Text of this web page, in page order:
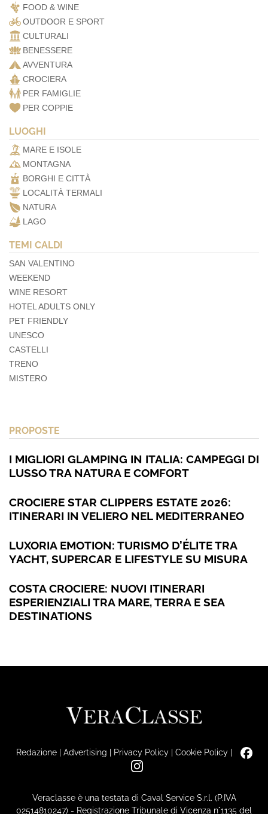
FOOD & WINE
OUTDOOR E SPORT
CULTURALI
BENESSERE
AVVENTURA
CROCIERA
PER FAMIGLIE
PER COPPIE
LUOGHI
MARE E ISOLE
MONTAGNA
BORGHI E CITTÀ
LOCALITÀ TERMALI
NATURA
LAGO
TEMI CALDI
SAN VALENTINO
WEEKEND
WINE RESORT
HOTEL ADULTS ONLY
PET FRIENDLY
UNESCO
CASTELLI
TRENO
MISTERO
PROPOSTE
I MIGLIORI GLAMPING IN ITALIA: CAMPEGGI DI
LUSSO TRA NATURA E COMFORT
CROCIERE STAR CLIPPERS ESTATE 2026:
ITINERARI IN VELIERO NEL MEDITERRANEO
LUXORIA EMOTION: TURISMO D’ÉLITE TRA
YACHT, SUPERCAR E LIFESTYLE SU MISURA
COSTA CROCIERE: NUOVI ITINERARI
ESPERIENZIALI TRA MARE, TERRA E SEA
DESTINATIONS
Redazione| Advertising | Privacy Policy| Cookie Policy|
Veraclasse è una testata di Caval Service S.r.l. (P.IVA
02514810247) - Registrazione Tribunale di Vicenza n°1135 del